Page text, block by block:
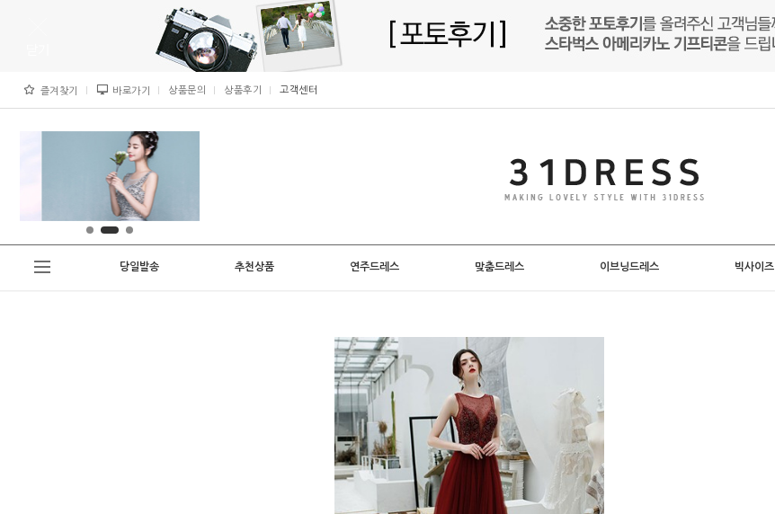
즐겨찾기 바로가기 상품문의 상품후기 고객센터
당일발송 추천상품 연주드레스 맞춤드레스 이브닝드레스 빅사이즈